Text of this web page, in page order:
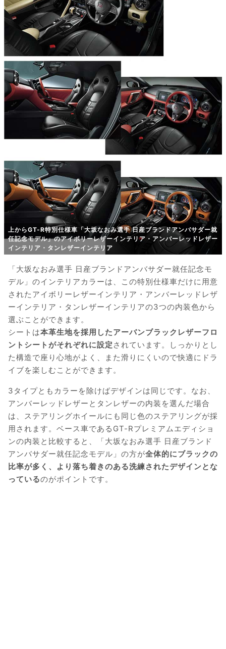
上からGT-R特別仕様車「大坂なおみ選手 日産ブランドアンバサダー就
任記念モデル」のアイボリーレザーインテリア・アンバーレッドレザー
インテリア・タンレザーインテリア
「大坂なおみ選手 日産ブランドアンバサダー就任記念モ
デル」のインテリアカラーは、この特別仕様車だけに用意
されたアイボリーレザーインテリア・アンバーレッドレザ
ーインテリア・タンレザーインテリアの3つの内装色から
選ぶことができます。
シートは本革生地を採用したアーバンブラックレザーフロ
ントシートがそれぞれに設定 されています。しっかりとし
た構造で座り心地がよく、また滑りにくいので快適にドラ
イブを楽しむことができます。
3タイプともカラーを除けばデザインは同じです。なお、
アンバーレッドレザーとタンレザーの内装を選んだ場合
は、ステアリングホイールにも同じ色のステアリングが採
用されます。ベース車であるGT-Rプレミアムエディショ
ンの内装と比較すると、「大坂なおみ選手 日産ブランド
アンバサダー就任記念モデル」の方が全体的にブラックの
比率が多く、より落ち着きのある洗練されたデザインとな
っているのがポイントです。